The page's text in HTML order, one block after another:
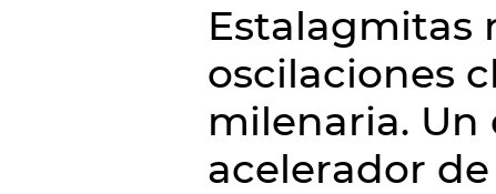
Estalagmitas
oscilaciones
milenaria.
acelerador